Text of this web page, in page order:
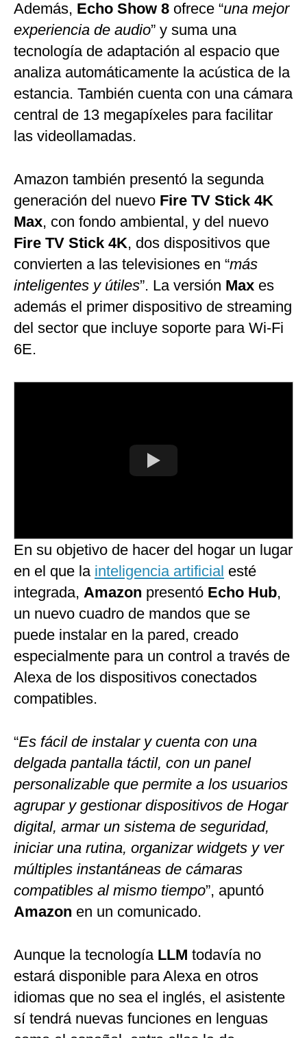
Además, Echo Show 8 ofrece “una mejor
experiencia de audio” y suma una
tecnología de adaptación al espacio que
analiza automáticamente la acústica de la
estancia. También cuenta con una cámara
central de 13 megapíxeles para facilitar
las videollamadas.
Amazon también presentó la segunda
generación del nuevo Fire TV Stick 4K
Max, con fondo ambiental, y del nuevo
Fire TV Stick 4K, dos dispositivos que
convierten a las televisiones en “más
inteligentes y útiles”. La versión Max es
además el primer dispositivo de streaming
del sector que incluye soporte para Wi-Fi
6E.
En su objetivo de hacer del hogar un lugar
en el que la inteligencia artificial esté
integrada, Amazon presentó Echo Hub,
un nuevo cuadro de mandos que se
puede instalar en la pared, creado
especialmente para un control a través de
Alexa de los dispositivos conectados
compatibles.
“Es fácil de instalar y cuenta con una
delgada pantalla táctil, con un panel
personalizable que permite a los usuarios
agrupar y gestionar dispositivos de Hogar
digital, armar un sistema de seguridad,
iniciar una rutina, organizar widgets y ver
múltiples instantáneas de cámaras
compatibles al mismo tiempo”, apuntó
Amazon en un comunicado.
Aunque la tecnología LLM todavía no
estará disponible para Alexa en otros
idiomas que no sea el inglés, el asistente
sí tendrá nuevas funciones en lenguas